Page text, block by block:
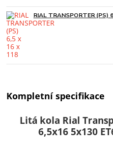
RIAL TRANSPORTER (PS)
Kompletní specifikace
Litá kola Rial
6,5x16 5x130